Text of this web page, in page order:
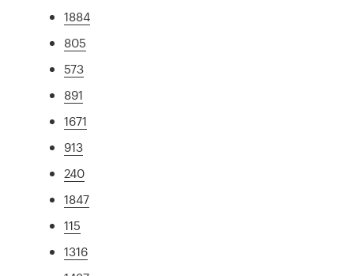
1884
805
573
891
1671
913
240
1847
115
1316